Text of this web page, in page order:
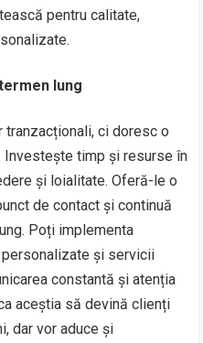
pentru calitate,
lung
tranzacționali, ci doresc o
Investește timp și resurse în
și loialitate. Oferă-le o
de contact și continuă
Poți implementa
și servicii
constantă și atenția
aceștia să devină clienți
dar vor aduce și